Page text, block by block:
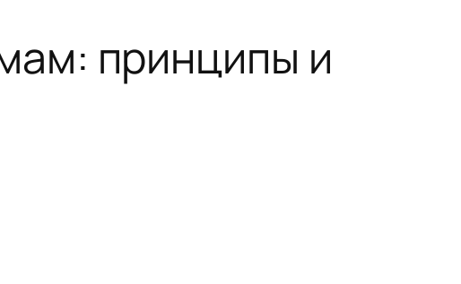
принципы и